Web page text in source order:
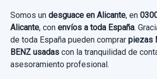
14,04 €
Sin IVA, gastos de envío no incluidos.
Consultar por whatsapp
Ref:807825 OEM:A2138301900
15,69 €
Sin IVA, gastos de envío no incluidos.
usado.
MERCEDES-BENZ CLASE E
220 D (213.004)
MODULO ELECTRONICO
TRASERA DERECHA
90,00 €
Sin IVA, gastos de envío no incluidos.
Consultar por whatsapp
Somos un desguace en Alicante, en
Alicante, con envíos a toda España.
de toda España pueden comprar piezas
BENZ usadas con la tranquilidad de
asesoramiento profesional.